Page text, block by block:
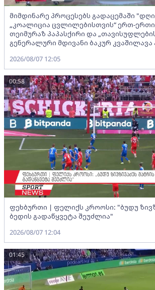
მიმდინარე პროცესებს გადაცემაში
„კოალიცია ცვლილებისთვის“ ერთ-
თეიმურაზ პაპასქირი და
გენერალური მდივანი ბაკურ კვაშილავა
2026/08/07 12:05
ფეხბურთი | ფელიქს კროოსი: "ბუდუ
ბედის გადაწყვეტა შეუძლია"
00:58
2026/08/07 12:04
01:45